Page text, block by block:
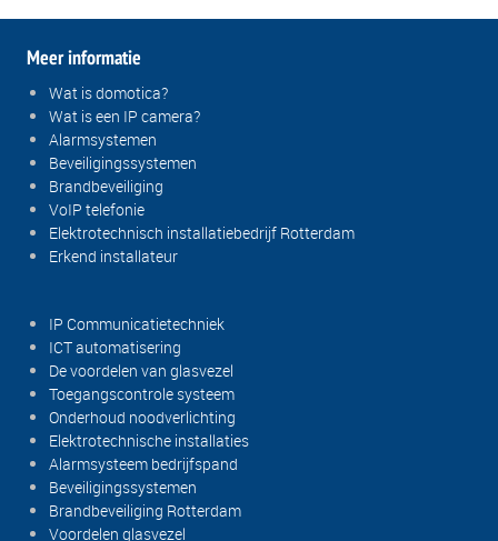
Meer informatie
Wat is domotica?
Wat is een IP camera?
Alarmsystemen
Beveiligingssystemen
Brandbeveiliging
VoIP telefonie
Elektrotechnisch installatiebedrijf Rotterdam
Erkend installateur
IP Communicatietechniek
ICT automatisering
De voordelen van glasvezel
Toegangscontrole systeem
Onderhoud noodverlichting
Elektrotechnische installaties
Alarmsysteem bedrijfspand
Beveiligingssystemen
Brandbeveiliging Rotterdam
Voordelen glasvezel